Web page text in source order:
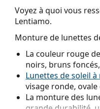
Voyez à quoi vous
Lentiamo.
Monture de lunettes
La couleur rouge
noirs, bruns
Lunettes de soleil
visage ronde,
La monture des